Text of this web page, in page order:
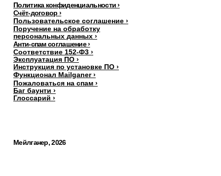
Политика конфиденциальности ›
Счёт-договор ›
Поручение на обработку
персональных данных ›
Пользовательское соглашение ›
Соответствие 152-Ф3 ›
Эксплуатация ПО ›
Инструкция по установке ПО ›
Функционал Mailganer ›
Анти-спам соглашение ›
Глоссарий ›
Баг баунти ›
Мейлганер, 2026
Пожаловаться на спам ›